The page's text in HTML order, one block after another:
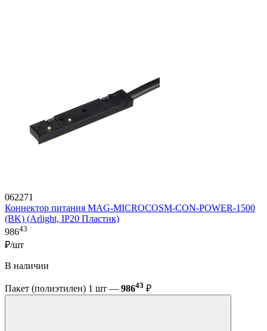
062271
Коннектор питания MAG-MICROCOSM-CON-POWER-1500
(BK) (Arlight, IP20 Пластик)
98643
₽/шт
В наличии
Пакет (полиэтилен) 1 шт — 98643 ₽